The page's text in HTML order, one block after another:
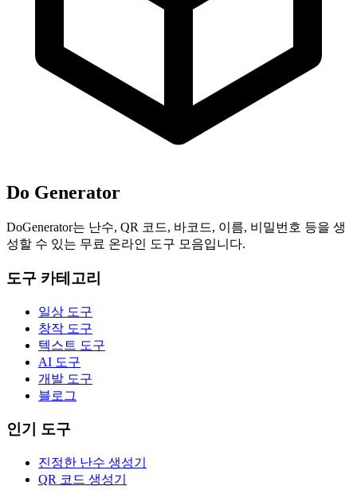
Do Generator
DoGenerator는 난수, QR 코드, 바코드, 이름, 비밀번호 등을 생
성할 수 있는 무료 온라인 도구 모음입니다.
도구 카테고리
일상 도구
창작 도구
텍스트 도구
AI 도구
개발 도구
블로그
인기 도구
진정한 난수 생성기
QR 코드 생성기